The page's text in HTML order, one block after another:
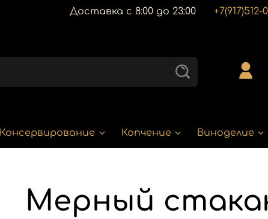
Доставка с 8:00 до 23:00 +7(917)512-
Консервирование Копчение Виноделие
Мерный